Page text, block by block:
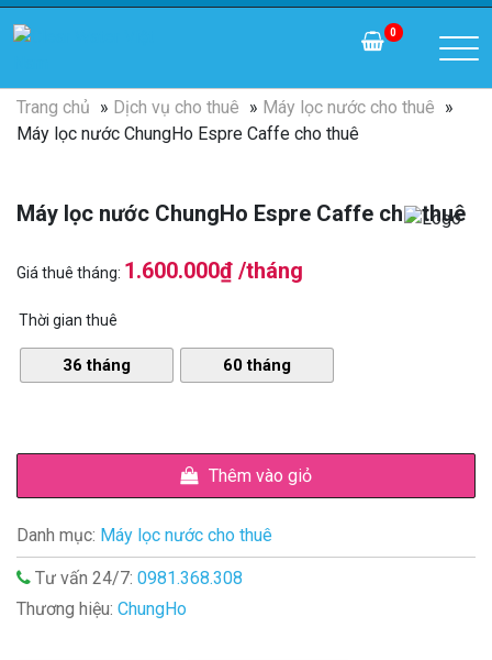
0
Trang chủ » Dịch vụ cho thuê » Máy lọc nước cho thuê »
Máy lọc nước ChungHo Espre Caffe cho thuê
Máy lọc nước ChungHo Espre Caffe cho thuê
Giá thuê tháng: 1.600.000₫ /tháng
Thời gian thuê
36 tháng 60 tháng
Thêm vào giỏ
Danh mục: Máy lọc nước cho thuê
Tư vấn 24/7: 0981.368.308
Thương hiệu: ChungHo